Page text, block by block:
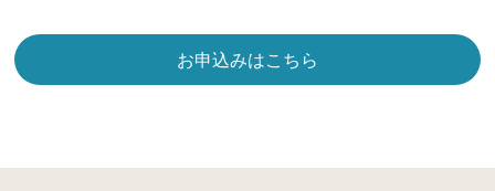
お申込みはこちら